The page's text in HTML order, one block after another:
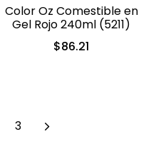
Color Oz Comestible en
Gel Rojo 240ml (5211)
$86.21
3